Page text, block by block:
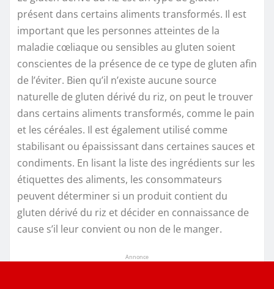
présent dans certains aliments transformés. Il est
important que les personnes atteintes de la
maladie cœliaque ou sensibles au gluten soient
conscientes de la présence de ce type de gluten afin
de l’éviter. Bien qu’il n’existe aucune source
naturelle de gluten dérivé du riz, on peut le trouver
dans certains aliments transformés, comme le pain
et les céréales. Il est également utilisé comme
stabilisant ou épaississant dans certaines sauces et
condiments. En lisant la liste des ingrédients sur les
étiquettes des aliments, les consommateurs
peuvent déterminer si un produit contient du
gluten dérivé du riz et décider en connaissance de
cause s’il leur convient ou non de le manger.
Annonce